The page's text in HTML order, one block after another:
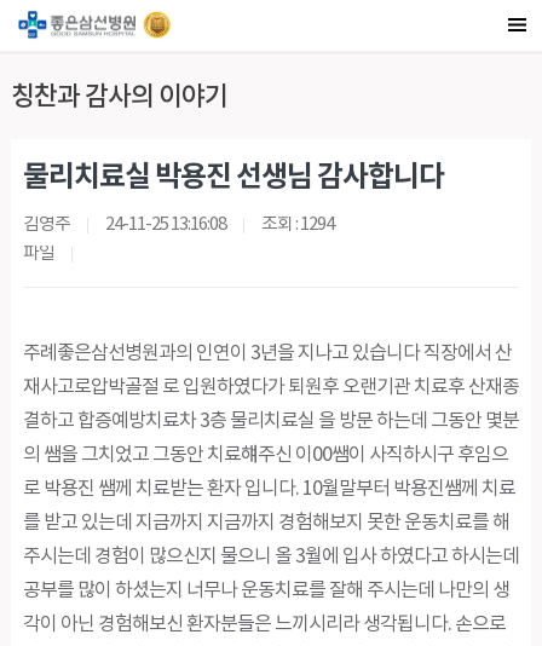
칭찬과 감사의 이야기
물리치료실 박용진 선생님 감사합니다
김영주 24-11-25 13:16:08
조회 : 1294
파일
주례좋은삼선병원과의 인연이 3년을 지나고 있습니다 직장에서 산
재사고로압박골절 로 입원하였다가 퇴원후 오랜기관 치료후 산재종
결하고 합증예방치료차 3층 물리치료실 을 방문 하는데 그동안 몇분
의 쌤을 그치었고 그동안 치료햬주신 이00쌤이 사직하시구 후임으
로 박용진 쌤께 치료받는 환자 입니다. 10월말부터 박용진쌤께 치료
를 받고 있는데 지금까지 지금까지 경험해보지 못한 운동치료를 해
주시는데 경험이 많으신지 물으니 올 3월에 입사 하였다고 하시는데
공부를 많이 하셨는지 너무나 운동치료를 잘해 주시는데 나만의 생
각이 아닌 경험해보신 환자분들은 느끼시리라 생각됩니다. 손으로